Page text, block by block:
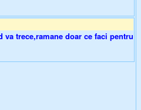
va trece,ramane doar ce faci pentru